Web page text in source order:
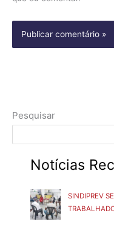
Pesquisar
Notícias
SINDIPREV